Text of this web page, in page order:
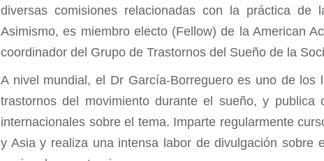
diversas comisiones relacionadas con la práctica de
Asimismo, es miembro electo (Fellow) de la American
coordinador del Grupo de Trastornos del Sueño de la
A nivel mundial, el Dr García-Borreguero es uno de
trastornos del movimiento durante el sueño, y publica
internacionales sobre el tema. Imparte regularmente
y Asia y realiza una intensa labor de divulgación sobre